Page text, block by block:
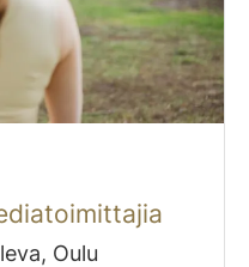
Oulu